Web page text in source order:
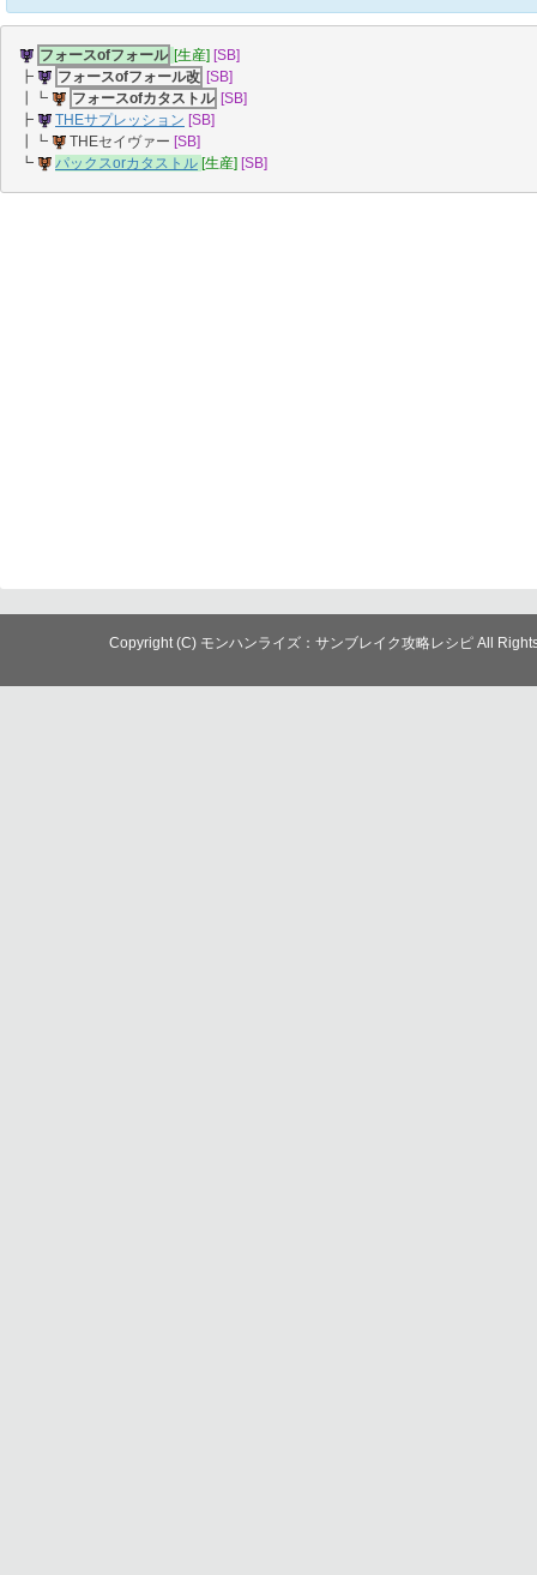
フォースofフォール [生産] [SB]
┣
フォースofフォール改 [SB]
┃┗
フォースofカタストル [SB]
┣
THEサプレッション [SB]
┃┗
THEセイヴァー [SB]
┗
パックスorカタストル [生産] [SB]
Copyright (C) モンハンライズ：サンブレイク攻略レシピ All